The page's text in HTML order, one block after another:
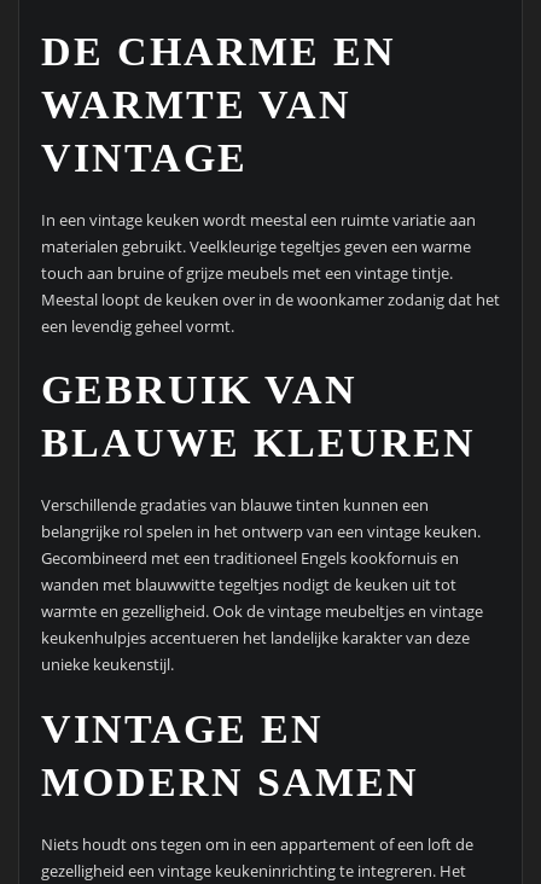
DE CHARME EN
WARMTE VAN
VINTAGE
In een vintage keuken wordt meestal een ruimte variatie aan
materialen gebruikt. Veelkleurige tegeltjes geven een warme
touch aan bruine of grijze meubels met een vintage tintje.
Meestal loopt de keuken over in de woonkamer zodanig dat het
een levendig geheel vormt.
GEBRUIK VAN
BLAUWE KLEUREN
Verschillende gradaties van blauwe tinten kunnen een
belangrijke rol spelen in het ontwerp van een vintage keuken.
Gecombineerd met een traditioneel Engels kookfornuis en
wanden met blauwwitte tegeltjes nodigt de keuken uit tot
warmte en gezelligheid. Ook de vintage meubeltjes en vintage
keukenhulpjes accentueren het landelijke karakter van deze
unieke keukenstijl.
VINTAGE EN
MODERN SAMEN
Niets houdt ons tegen om in een appartement of een loft de
gezelligheid een vintage keukeninrichting te integreren. Het